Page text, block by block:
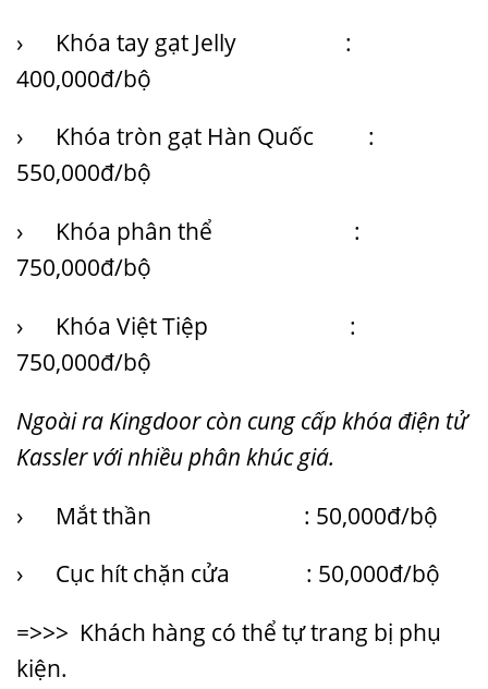
› Khóa tay gạt Jelly :
400,000đ/bộ
› Khóa tròn gạt Hàn Quốc :
550,000đ/bộ
› Khóa phân thể :
750,000đ/bộ
› Khóa Việt Tiệp :
750,000đ/bộ
Ngoài ra Kingdoor còn cung cấp khóa điện tử
Kassler với nhiều phân khúc giá.
› Mắt thần : 50,000đ/bộ
› Cục hít chặn cửa : 50,000đ/bộ
=>>> Khách hàng có thể tự trang bị phụ
kiện.